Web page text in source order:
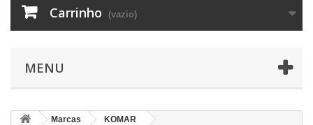
Carrinho (vazio)
MENU
Marcas
KOMAR